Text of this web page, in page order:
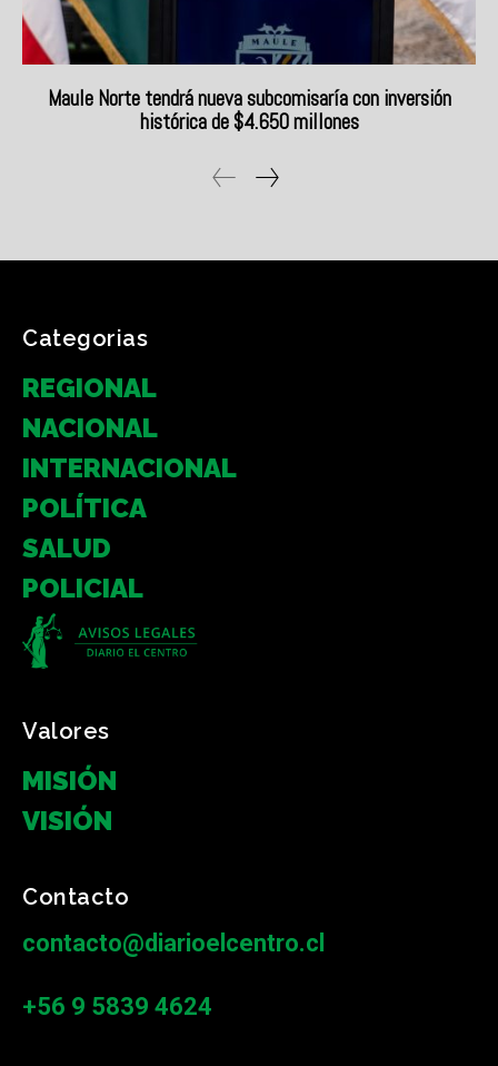
Categorias
REGIONAL
NACIONAL
INTERNACIONAL
POLÍTICA
SALUD
POLICIAL
Valores
MISIÓN
VISIÓN
Contacto
contacto@diarioelcentro.cl
+56 9 5839 4624